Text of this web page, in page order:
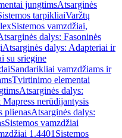
jungtimsAtsarginės
tarpikliaiVaržtų
Sistemos vamzdžiai,
dalys: Fasoninės
Atsarginės dalys: Adapteriai ir
su sriegine
Sandarikliai vamzdžiams ir
Tvirtinimo elementai
Atsarginės dalys:
Mapress nerūdijantysis
plienasAtsarginės dalys:
Sistemos vamzdžiai
1.4401 Sistemos